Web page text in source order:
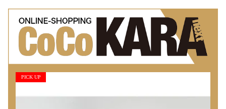
PICK UP